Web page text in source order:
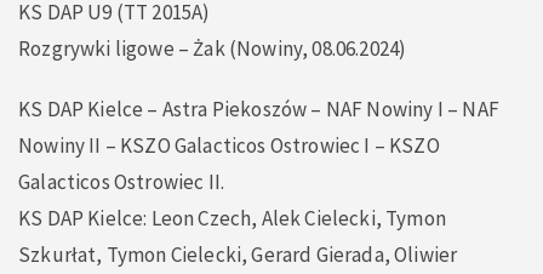
KS DAP U9 (TT 2015A)
Rozgrywki ligowe – Żak (Nowiny, 08.06.2024)
KS DAP Kielce – Astra Piekoszów – NAF Nowiny I – NAF
Nowiny II – KSZO Galacticos Ostrowiec I – KSZO
Galacticos Ostrowiec II.
KS DAP Kielce: Leon Czech, Alek Cielecki, Tymon
Szkurłat, Tymon Cielecki, Gerard Gierada, Oliwier